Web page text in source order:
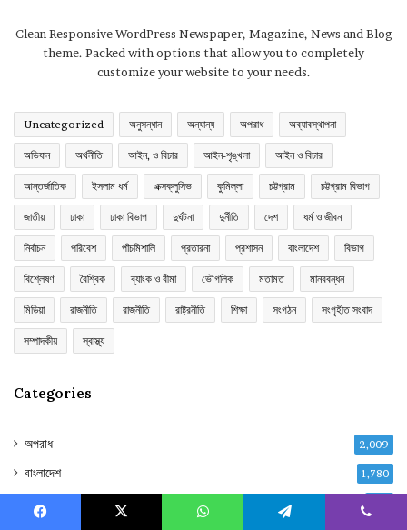
Clean Responsive WordPress Newspaper, Magazine, News and Blog
theme. Packed with options that allow you to completely
customize your website to your needs.
Uncategorized অনুসন্ধান অন্যান্য অপরাধ অব্যাবস্থাপনা
অভিযান অর্থনীতি আইন, ও বিচার আইন-শৃঙ্খলা আইন ও বিচার
আন্তর্জাতিক ইসলাম ধর্ম এক্সক্লুসিভ কুমিল্লা চট্টগ্রাম চট্টগ্রাম বিভাগ
জাতীয় ঢাকা ঢাকা বিভাগ দুর্ঘটনা দুর্নীতি দেশ ধর্ম ও জীবন
নির্বাচন পরিবেশ পাঁচমিশালি প্রতারনা প্রশাসন বাংলাদেশ বিভাগ
বিশ্লেষণ বৈশ্বিক ব্যাংক ও বীমা ভৌগলিক মতামত মানববন্ধন
মিডিয়া রাজনীতি রাজনীতি রাষ্ট্রনীতি শিক্ষা সংগঠন সংগৃহীত সংবাদ
সম্পাদকীয় স্বাস্থ্য
Categories
অপরাধ 2,009
বাংলাদেশ 1,780
ইসলাম ধর্ম